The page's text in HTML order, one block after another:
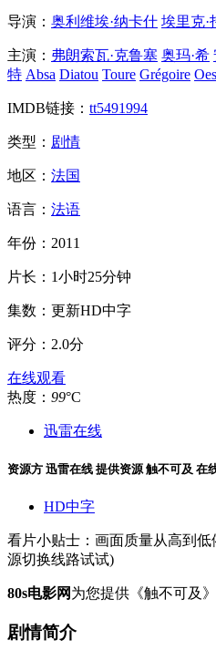
导演： 奥利维埃·纳卡什 埃里克·
主演： 弗朗索瓦·克鲁塞 奥玛·希
特 Absa Diatou Toure Grégoire
IMDB链接： tt5491994
类型： 剧情
地区： 法国
语言： 法语
年份： 2011
片长： 1小时25分钟
集数： 更新HD中字
评分： 2.0分
在线观看
热度： 99°C
迅雷在线
资源方 迅雷在线 提供资源触不可及 在
HD中字
看片小贴士：画面质量从高到
源切换线路试试)
80s电影网为您提供《触不可及
剧情简介